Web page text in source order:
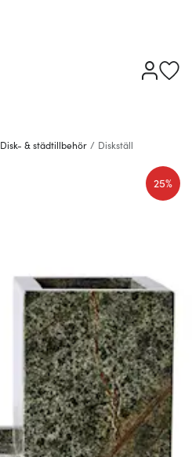
Disk- & städtillbehör / Diskställ
25%